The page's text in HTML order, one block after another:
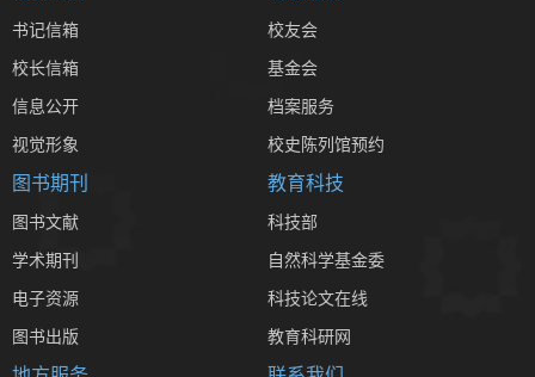
书记信箱
校长信箱
信息公开
视觉形象
校友会
基金会
档案服务
校史陈列馆预约
图书期刊
图书文献
学术期刊
电子资源
图书出版
教育科技
科技部
自然科学基金委
科技论文在线
教育科研网